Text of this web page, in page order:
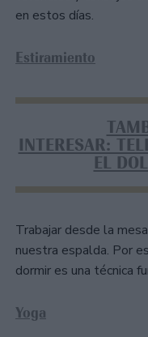
en estos días.
Estiramiento
INTERESAR:
EL
Trabajar desde la
nuestra espalda. Por
dormir es una técnica
Yoga